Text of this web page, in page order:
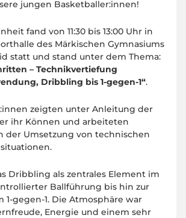
jungen Basketballer:innen!
fand von 11:30 bis 13:00 Uhr in
des Märkischen Gymnasiums
statt und stand unter dem Thema:
– Technikvertiefung
Dribbling bis 1-gegen-1“.
zeigten unter Anleitung der
ihr Können und arbeiteten
der Umsetzung von technischen
Dribbling als zentrales Element im
Ballführung bis hin zur
gegen-1. Die Atmosphäre war
Energie und einem sehr